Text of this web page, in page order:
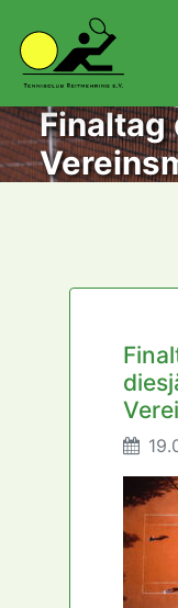
Finaltag